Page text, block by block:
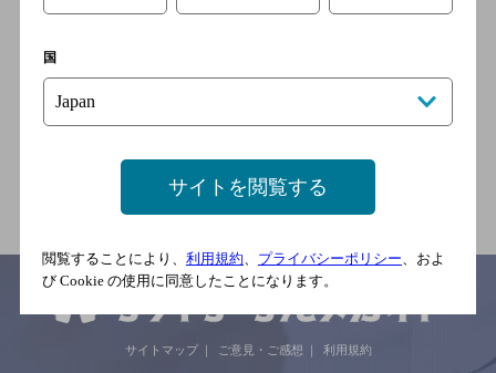
サイトマップ ご意見・ご感想 利用規約
国
サイトを閲覧する
閲覧することにより、 利用規約 プライバシーポリシー 、およ
び Cookie の使用に同意したことになります。